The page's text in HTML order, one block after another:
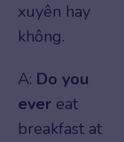
xuyên hay
không.
A: Do you
ever eat
breakfast at